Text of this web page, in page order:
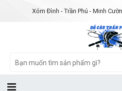
Xóm Đình - Trần Phú - Minh